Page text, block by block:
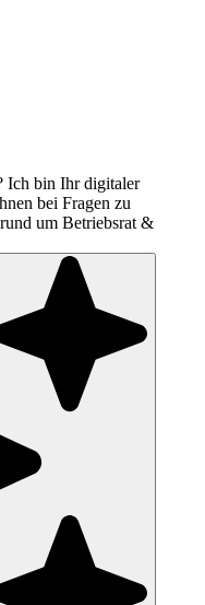
Ich bin Ihr digitaler
bei Fragen zu
um Betriebsrat &